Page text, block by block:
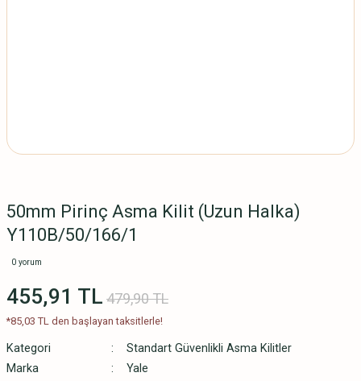
50mm Pirinç Asma Kilit (Uzun Halka)
Y110B/50/166/1
0 yorum
455,91 TL 479,90 TL
*85,03 TL den başlayan taksitlerle!
Kategori
Standart Güvenlikli Asma Kilitler
Marka
Yale